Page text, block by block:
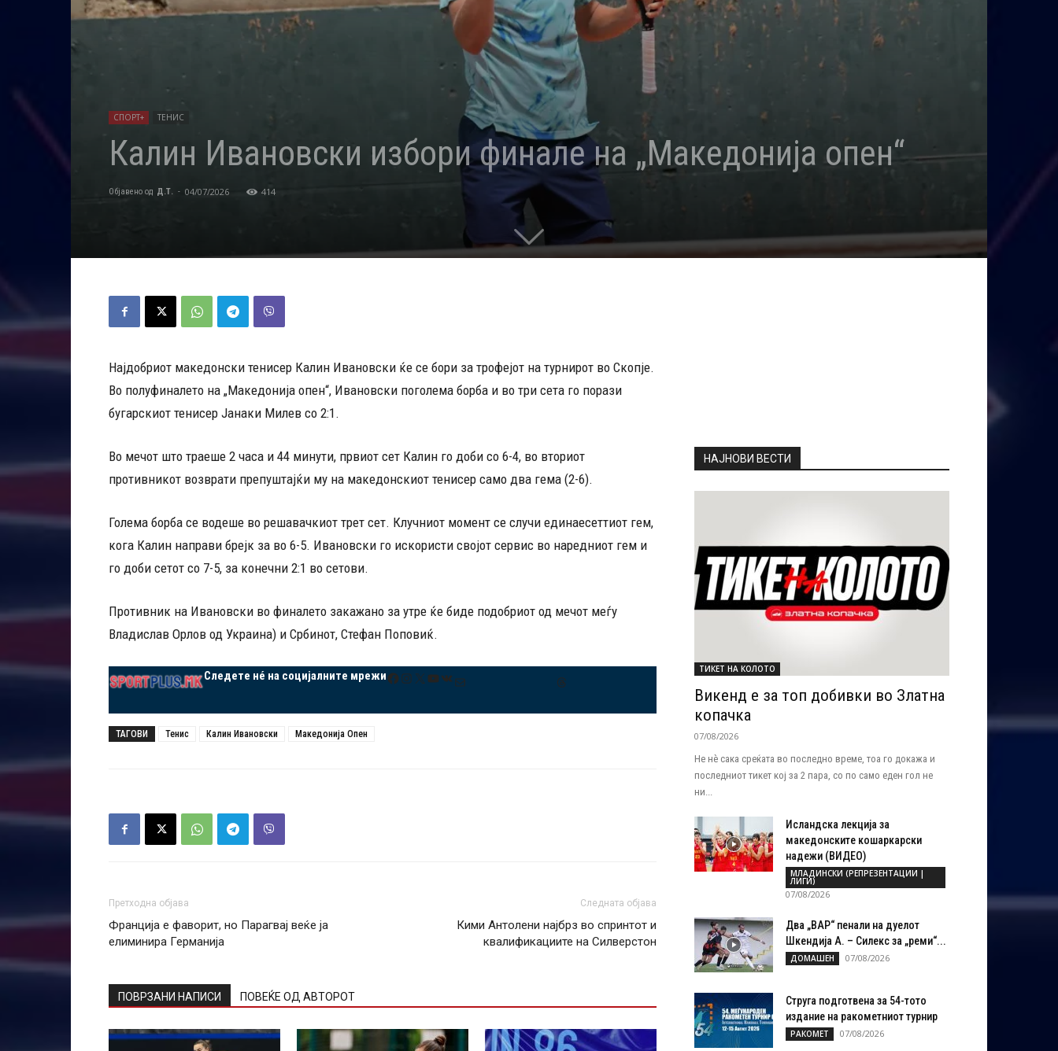
СПОРТ+ ТЕНИС
Калин Ивановски избори финале на „Македонија опен“
Објавено од Д.Т. - 04/07/2026 414
Најдобриот македонски тенисер Калин Ивановски ќе се бори за трофејот на турнирот во Скопје.
Во полуфиналето на „Македонија опен“, Ивановски поголема борба и во три сета го порази
бугарскиот тенисер Јанаки Милев со 2:1.
Во мечот што траеше 2 часа и 44 минути, првиот сет Калин го доби со 6-4, во вториот
противникот возврати препуштајќи му на македонскиот тенисер само два гема (2-6).
Голема борба се водеше во решавачкиот трет сет. Клучниот момент се случи единаесеттиот гем,
кога Калин направи брејк за во 6-5. Ивановски го искористи својот сервис во наредниот гем и
го доби сетот со 7-5, за конечни 2:1 во сетови.
Противник на Ивановски во финалето закажано за утре ќе биде подобриот од мечот меѓу
Владислав Орлов од Украина) и Србинот, Стефан Поповиќ.
Следете нé на социјалните мрежиFacebook
Instagram
X YouTube
VK Mail Threads
ТАГОВИ Тенис Калин Ивановски Македонија Опен
Претходна објава
Франција е фаворит, но Парагвај веќе ја
елиминира Германија
Следната објава
Кими Антолени најбрз во спринтот и
квалификациите на Силверстон
ПОВРЗАНИ НАПИСИ ПОВЕЌЕ ОД АВТОРОТ
НАЈНОВИ ВЕСТИ
ТИКЕТ НА КОЛОТО
Викенд е за топ добивки во Златна
копачка
07/08/2026
Не нѐ сака среќата во последно време, тоа го докажа и
последниот тикет кој за 2 пара, со по само еден гол не
ни...
Исландска лекција за
македонските кошаркарски
надежи (ВИДЕО)
МЛАДИНСКИ (РЕПРЕЗЕНТАЦИИ |
ЛИГИ)
07/08/2026
Два „ВАР“ пенали на дуелот
Шкендија А. – Силекс за „реми“...
ДОМАШЕН 07/08/2026
Струга подготвена за 54-тото
издание на ракометниот турнир
РАКОМЕТ 07/08/2026